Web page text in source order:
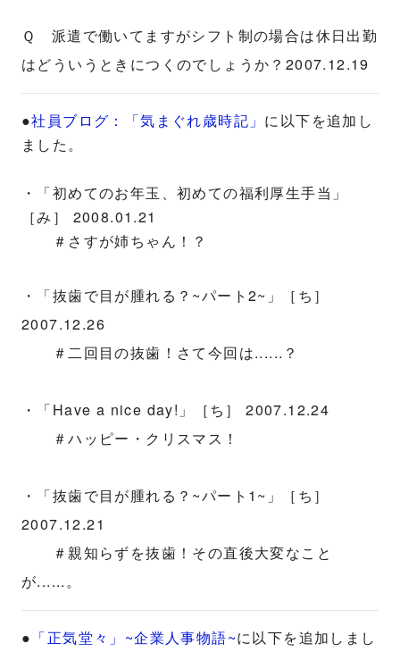
Ｑ 派遣で働いてますがシフト制の場合は休日出勤
はどういうときにつくのでしょうか？2007.12.19
●社員ブログ：「気まぐれ歳時記」 に以下を追加し
ました。
・「初めてのお年玉、初めての福利厚生手当」
［み］ 2008.01.21
＃さすが姉ちゃん！？
・「抜歯で目が腫れる？~パート2~」［ち］
2007.12.26
＃二回目の抜歯！さて今回は......？
・「Have a nice day!」［ち］ 2007.12.24
＃ハッピー・クリスマス！
・「抜歯で目が腫れる？~パート1~」［ち］
2007.12.21
＃親知らずを抜歯！その直後大変なこと
が......。
● 「正気堂々」~企業人事物語~に以下を追加しまし